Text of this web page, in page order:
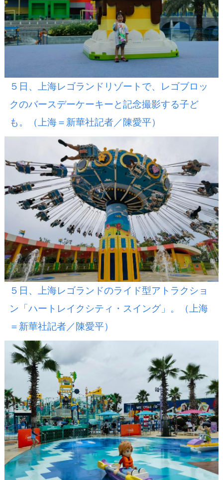
５日、上海レゴランドリゾートで、レゴブロッ
クのバースデーケーキーと記念撮影する子ど
も。（上海＝新華社記者／陳愛平）
５日、上海レゴランドのライド型アトラクショ
ン「ハートレイクシティ・スイング」。（上海
＝新華社記者／陳愛平）